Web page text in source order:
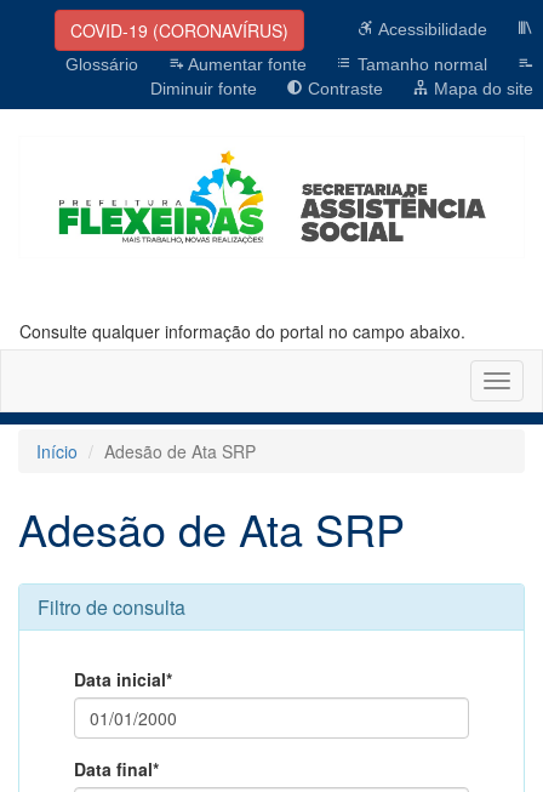
COVID-19 (CORONAVÍRUS)
Acessibilidade
Glossário
Aumentar fonte
Tamanho normal
Diminuir fonte
Contraste Mapa do site
Consulte qualquer informação do portal no campo abaixo.
Início
Adesão de Ata SRP
Adesão de Ata SRP
Filtro de consulta
Data inicial*
Data final*